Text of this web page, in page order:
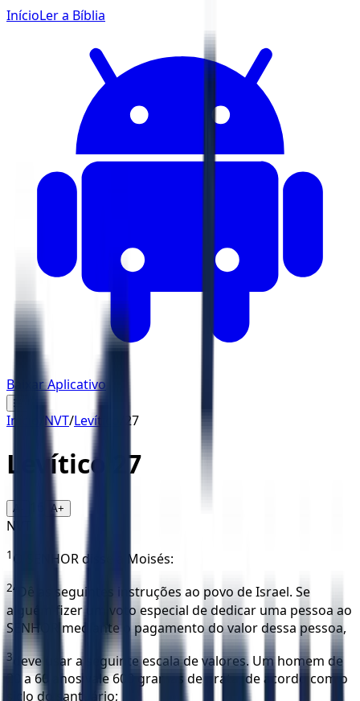
InícioLer a Bíblia
Baixar Aplicativo
☰
Início NVT/Levítico 27
Levítico 27
A- A+
NVT
1 O SENHOR disse a Moisés:
2“Dê as seguintes instruções ao povo de Israel. Se
alguém fizer um voto especial de dedicar uma pessoa ao
SENHOR mediante o pagamento do valor dessa pessoa,
3
deve usar a seguinte escala de valores. Um homem de
20 a 60 anos vale 600 gramas de prata, de acordo com o
siclo do santuário;